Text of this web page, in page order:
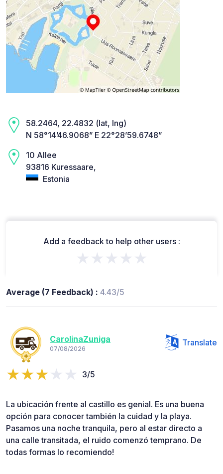
58.2464, 22.4832 (lat, lng)
N 58°14’46.9068” E 22°28’59.6748”
10 Allee
93816 Kuressaare,
Estonia
Add a feedback to help other users :
★★★★★
Average (7 Feedback) : 4.43/5
CarolinaZuniga
07/08/2026
Translate
3/5
La ubicación frente al castillo es genial. Es una buena
opción para conocer también la cuidad y la playa.
Pasamos una noche tranquila, pero al estar directo a
una calle transitada, el ruido comenzó temprano. De
todas formas lo recomiendo!